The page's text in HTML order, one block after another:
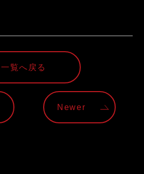
一覧へ戻る
Newer